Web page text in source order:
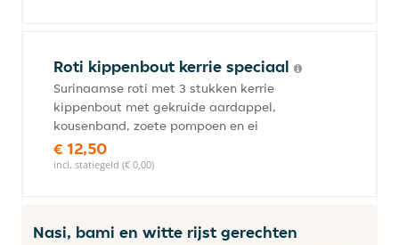
Roti kippenbout kerrie speciaal
Surinaamse roti met 3 stukken kerrie
kippenbout met gekruide aardappel,
kousenband, zoete pompoen en ei
€ 12,50
incl. statiegeld (€ 0,00)
Nasi, bami en witte rijst gerechten